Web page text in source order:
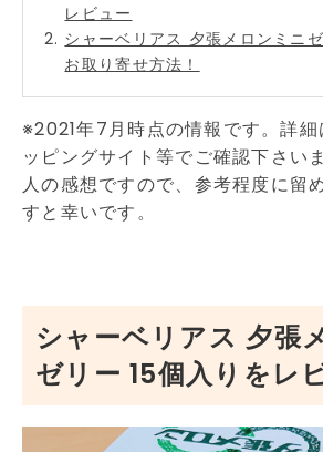
レビュー
シャーベリアス 夕張メロンミニ
お取り寄せ方法！
※2021年7月時点の情報です。詳細
ッピングサイト等でご確認下さい
人の感想ですので、参考程度に留
すと幸いです。
シャーベリアス 夕張
ゼリー 15個入りをレ